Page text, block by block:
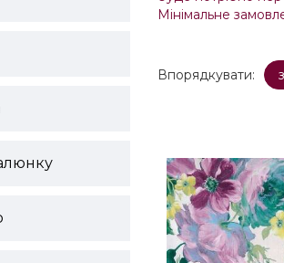
Мінімальне
Впорядкувати: